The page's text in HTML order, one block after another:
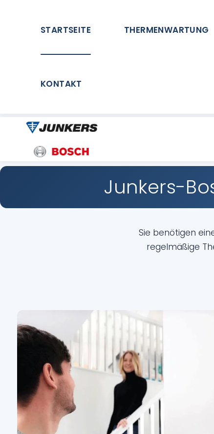
STARTSEITE THERMENWARTUNG
KONTAKT
Junkers-
Sie benötigen
regelmäßige